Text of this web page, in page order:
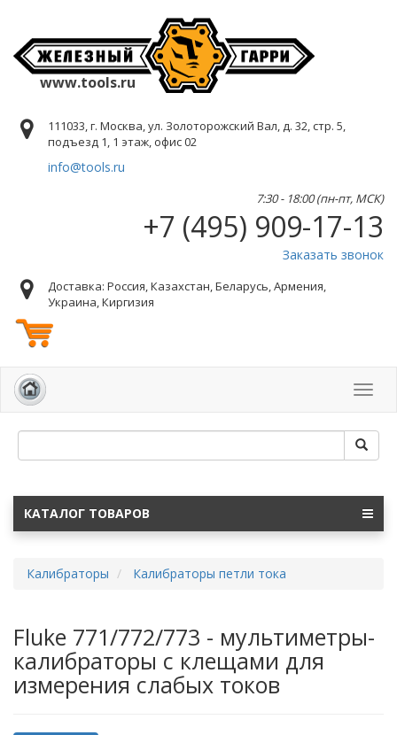
www.tools.ru
111033, г. Москва, ул. Золоторожский Вал, д. 32, стр. 5,
подъезд 1, 1 этаж, офис 02
info@tools.ru
7:30 - 18:00 (пн-пт, МСК)
+7 (495) 909-17-13
Заказать звонок
Доставка: Россия, Казахстан, Беларусь, Армения,
Украина, Киргизия
КАТАЛОГ ТОВАРОВ
Калибраторы Калибраторы петли тока
Fluke 771/772/773 - мультиметры-
калибраторы с клещами для
измерения слабых токов